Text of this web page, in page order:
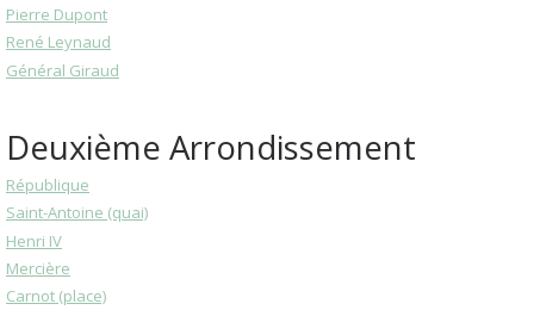
Pierre Dupont
René Leynaud
Général Giraud
Deuxième Arrondissement
République
Saint-Antoine (quai)
Henri IV
Mercière
Carnot (place)